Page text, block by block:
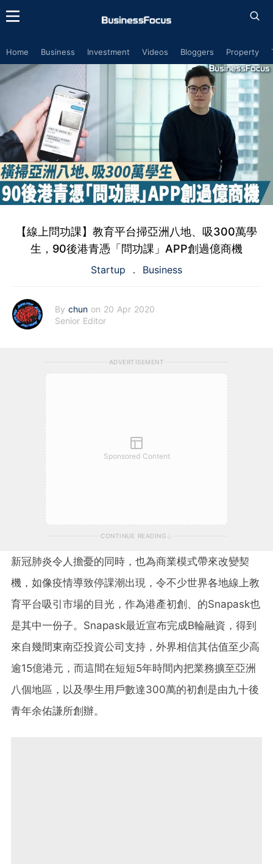
Home Business Investment Videos Bloggers Property
【線上問功課】教育平台掃亞洲八地、吸300萬學
生，90後港青憑「問功課」APP創過億商機
Startup Business
By chun on 20 Apr 2020
Senior Editor
ADVERTISEMENT
Sponsored Content
CONTINUE READING
新冠肺炎令人擔憂的同時，也為商業模式帶來改變契
機，如像疫情導致停課潮出現，令不少世界各地線上教
育平台吸引市場的目光，作為港產初創、的Snapask也
是其中一份子。 Snapask最近宣布完成B輪融資，得到
來自幾間東南亞投資公司支持，外界相信其估值至少高
逾15億港元，而這間在短短5年時間內把業務擴至亞洲
八個地區，以及學生用戶數達300萬的初創是由九十後
青年余佑謙所創辦。